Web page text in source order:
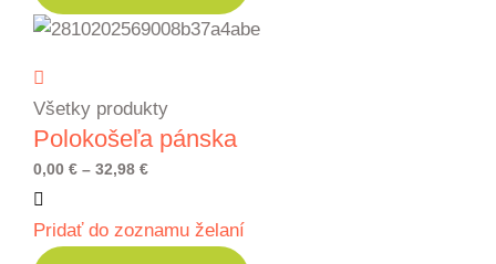
Všetky produkty
Polokošeľa pánska
0,00 € – 32,98 €Price
0,00 €
Pridať do zoznamu želaní